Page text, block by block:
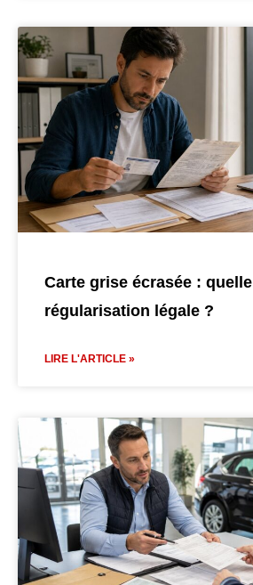
Carte grise écrasée : quelle
régularisation légale ?
LIRE L'ARTICLE »